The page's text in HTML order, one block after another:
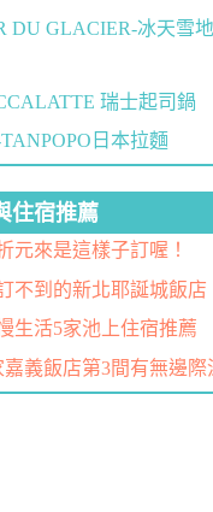
DU GLACIER-冰天雪
瑞士起司鍋
日本拉麵
住宿推薦
元來是這樣子訂喔！
不到的新北耶誕城飯店
生活5家池上住宿推薦
嘉義飯店第3間有無邊際